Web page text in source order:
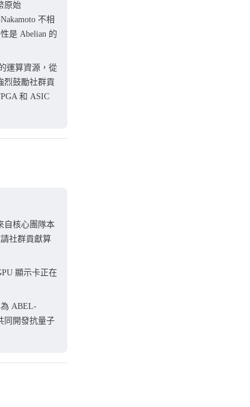
原始
不相
是 Abelian 的
運算資源，從
烈鼓勵社群貢
和 ASIC
自核心團隊本
社群貢獻算
顯示卡正在
ABEL-
同開發抗量子